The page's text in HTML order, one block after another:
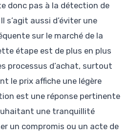
donc pas à la détection de
s’agit aussi d’éviter une
sur le marché de la
étape est de plus en plus
processus d’achat, surtout
le prix affiche une légère
est une réponse pertinente
une tranquillité
un compromis ou un acte de